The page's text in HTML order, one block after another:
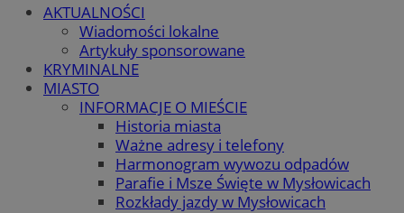
AKTUALNOŚCI
Wiadomości lokalne
Artykuły sponsorowane
KRYMINALNE
MIASTO
INFORMACJE O MIEŚCIE
Historia miasta
Ważne adresy i telefony
Harmonogram wywozu odpadów
Parafie i Msze Święte w Mysłowicach
Rozkłady jazdy w Mysłowicach